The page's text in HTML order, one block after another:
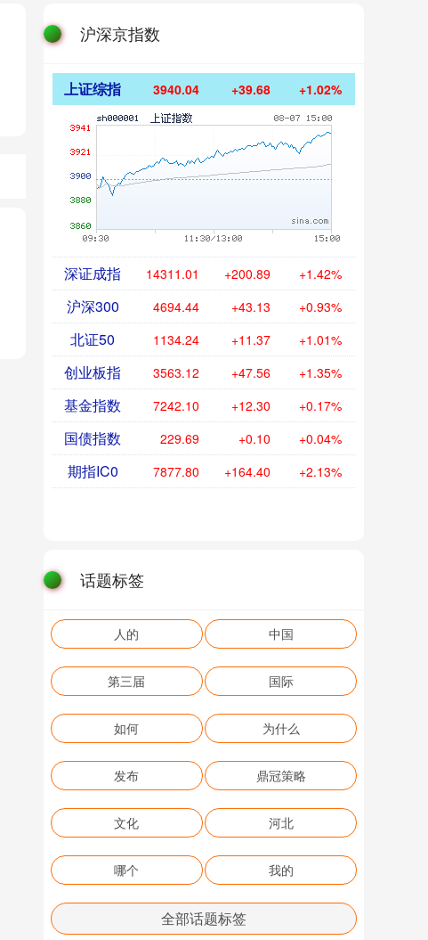
沪深京指数
上证综指 3940.04 +39.68 +1.02%
深证成指 14311.01 +200.89 +1.42%
沪深300 4694.44 +43.13 +0.93%
北证50 1134.24 +11.37 +1.01%
创业板指 3563.12 +47.56 +1.35%
基金指数 7242.10 +12.30 +0.17%
国债指数 229.69 +0.10 +0.04%
期指IC0 7877.80 +164.40 +2.13%
话题标签
人的 中国
第三届 国际
如何 为什么
发布 鼎冠策略
文化 河北
哪个 我的
全部话题标签